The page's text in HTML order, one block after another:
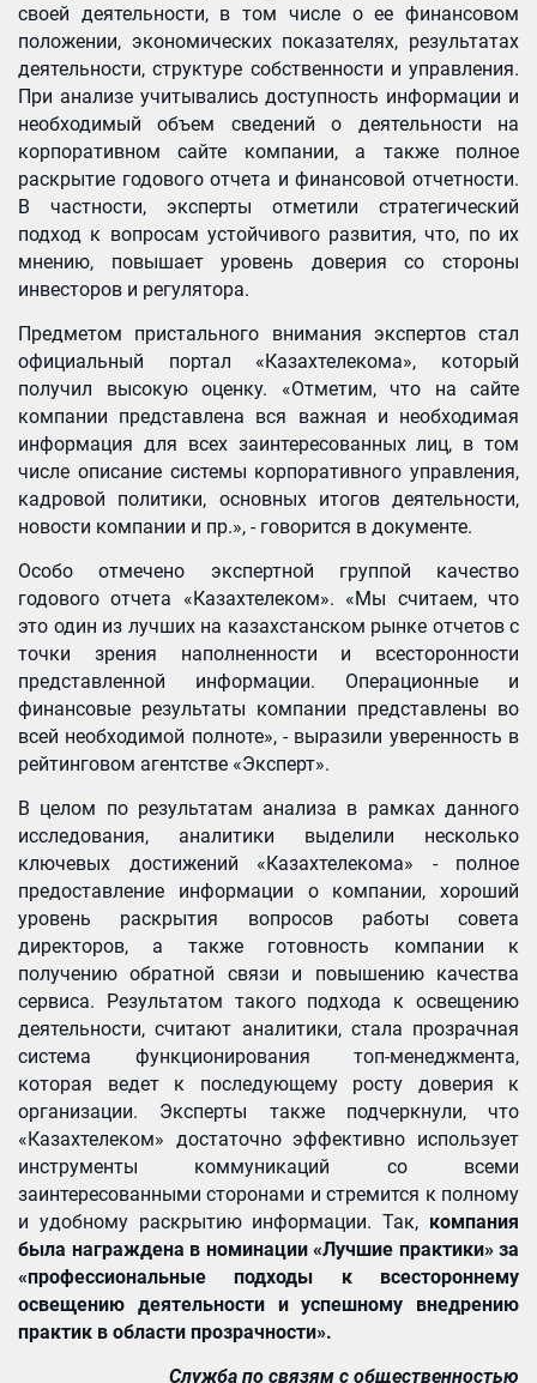
своей деятельности, в том числе о ее финансовом
положении, экономических показателях, результатах
деятельности, структуре собственности и управления.
При анализе учитывались доступность информации и
необходимый объем сведений о деятельности на
корпоративном сайте компании, а также полное
раскрытие годового отчета и финансовой отчетности.
В частности, эксперты отметили стратегический
подход к вопросам устойчивого развития, что, по их
мнению, повышает уровень доверия со стороны
инвесторов и регулятора.
Предметом пристального внимания экспертов стал
официальный портал «Казахтелекома», который
получил высокую оценку. «Отметим, что на сайте
компании представлена вся важная и необходимая
информация для всех заинтересованных лиц, в том
числе описание системы корпоративного управления,
кадровой политики, основных итогов деятельности,
новости компании и пр.», - говорится в документе.
Особо отмечено экспертной группой качество
годового отчета «Казахтелеком». «Мы считаем, что
это один из лучших на казахстанском рынке отчетов с
точки зрения наполненности и всесторонности
представленной информации. Операционные и
финансовые результаты компании представлены во
всей необходимой полноте», - выразили уверенность в
рейтинговом агентстве «Эксперт».
В целом по результатам анализа в рамках данного
исследования, аналитики выделили несколько
ключевых достижений «Казахтелекома» - полное
предоставление информации о компании, хороший
уровень раскрытия вопросов работы совета
директоров, а также готовность компании к
получению обратной связи и повышению качества
сервиса. Результатом такого подхода к освещению
деятельности, считают аналитики, стала прозрачная
система функционирования топ-менеджмента,
которая ведет к последующему росту доверия к
организации. Эксперты также подчеркнули, что
«Казахтелеком» достаточно эффективно использует
инструменты коммуникаций со всеми
заинтересованными сторонами и стремится к полному
и удобному раскрытию информации. Так, компания
была награждена в номинации «Лучшие практики» за
«профессиональные подходы к всестороннему
освещению деятельности и успешному внедрению
практик в области прозрачности».
Служба по связям с общественностью